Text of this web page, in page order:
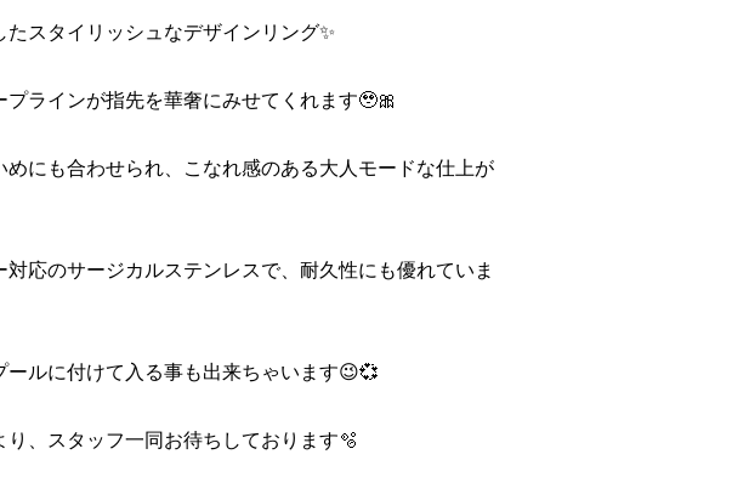
スタイリッシュなデザインリング✨
ラインが指先を華奢にみせてくれます🥹🎀
めにも合わせられ、こなれ感のある大人モードな仕上が
応のサージカルステンレスで、耐久性にも優れていま
ルに付けて入る事も出来ちゃいます😉💞
、スタッフ一同お待ちしております🫧